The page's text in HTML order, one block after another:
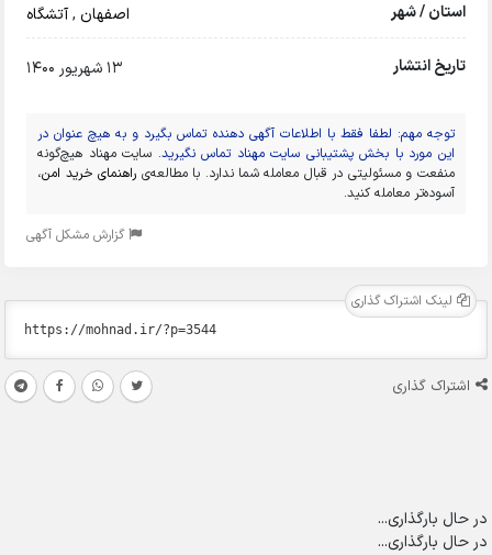
استان / شهر اصفهان,آتشگاه
تاریخ انتشار 13 شهریور 1400
توجه مهم: لطفا فقط با اطلاعات آگهی دهنده تماس بگیرد و به هیچ عنوان در
این مورد با بخش پشتیبانی سایت مهناد تماس نگیرید. سایت مهناد هیچ‌گونه
منفعت و مسئولیتی در قبال معامله شما ندارد. با مطالعه‌ی راهنمای خرید امن،
آسوده‌تر معامله کنید.
گزارش مشکل آگهی
لینک اشتراک گذاری
اشتراک گذاری
در حال بارگذاری...
در حال بارگذاری...